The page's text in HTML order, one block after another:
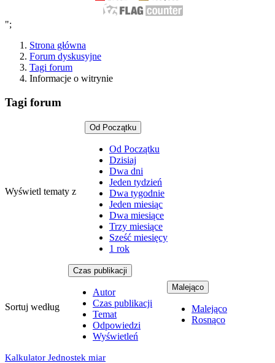
";
Strona główna
Forum dyskusyjne
Tagi forum
Informacje o witrynie
Tagi forum
Wyświetl tematy z
Od Początku
Od Początku
Dzisiaj
Dwa dni
Jeden tydzień
Dwa tygodnie
Jeden miesiąc
Dwa miesiące
Trzy miesiące
Sześć miesięcy
1 rok
Sortuj według
Czas publikacji
Autor
Czas publikacji
Temat
Odpowiedzi
Wyświetleń
Malejąco
Malejąco
Rosnąco
Kalkulator Jednostek miar